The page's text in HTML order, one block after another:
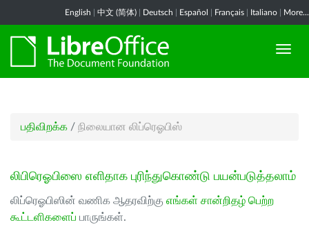
English 中文 (简体) Deutsch Español Français Italiano More...
பதிவிறக்க / நிலையான லிப்ரெஓபிஸ்
லிபிரெஓபிஸை எளிதாக புரிந்துகொண்டு பயன்படுத்தலாம்
லிப்ரெஓபிஸின் வணிக ஆதரவிற்கு எங்கள் சான்றிதழ் பெற்ற
கூட்டளிகளைப் பாருங்கள்.